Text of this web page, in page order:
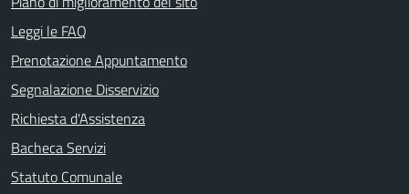
Leggi le FAQ
Prenotazione Appuntamento
Segnalazione Disservizio
Richiesta d'Assistenza
Bacheca Servizi
Statuto Comunale